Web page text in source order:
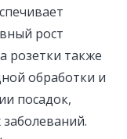
рост
розетки также
обработки и
посадок,